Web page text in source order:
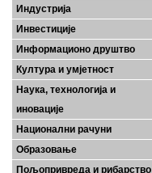
Индустрија
Инвестиције
Информационо друштво
Култура и умјетност
Наука, технологија и
иновације
Национални рачуни
Образовање
Пољопривреда и рибарство